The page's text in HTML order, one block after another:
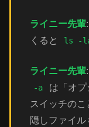
ライニー先輩
くると
ls -
ライニー先輩
-a
は「オ
スイッチのこ
隠しファイル